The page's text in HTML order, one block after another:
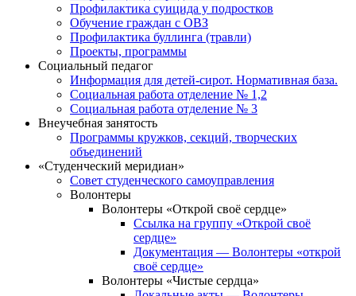
Профилактика суицида у подростков
Обучение граждан с ОВЗ
Профилактика буллинга (травли)
Проекты, программы
Социальный педагог
Информация для детей-сирот. Нормативная база.
Социальная работа отделение № 1,2
Социальная работа отделение № 3
Внеучебная занятость
Программы кружков, секций, творческих
объединений
«Студенческий меридиан»
Совет студенческого самоуправления
Волонтеры
Волонтеры «Открой своё сердце»
Ссылка на группу «Открой своё
сердце»
Документация — Волонтеры «открой
своё сердце»
Волонтеры «Чистые сердца»